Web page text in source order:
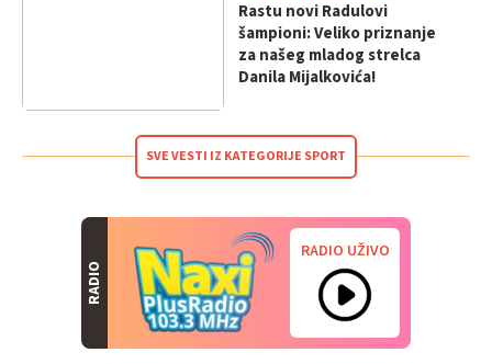
Rastu novi Radulovi
šampioni: Veliko priznanje
za našeg mladog strelca
Danila Mijalkovića!
SVE VESTI IZ KATEGORIJE SPORT
RADIO
RADIO UŽIVO